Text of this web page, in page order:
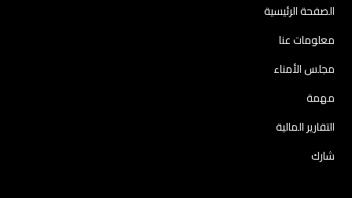
الصفحة الرئيسية
معلومات عنا
مجلس الأمناء
مهمة
التقارير المالية
شارك